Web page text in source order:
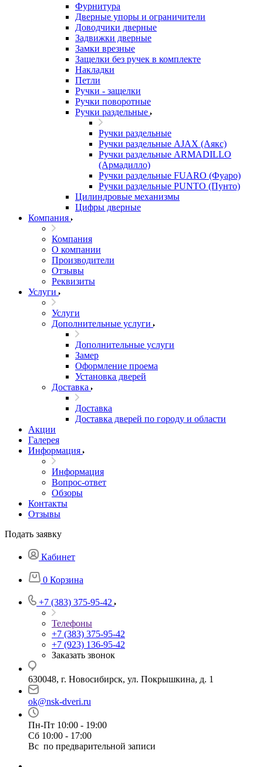
Фурнитура
Дверные упоры и ограничители
Доводчики дверные
Задвижки дверные
Замки врезные
Защелки без ручек в комплекте
Накладки
Петли
Ручки - защелки
Ручки поворотные
Ручки раздельные
Ручки раздельные
Ручки раздельные AJAX (Аякс)
Ручки раздельные ARMADILLO
(Армадилло)
Ручки раздельные FUARO (Фуаро)
Ручки раздельные PUNTO (Пунто)
Цилиндровые механизмы
Цифры дверные
Компания
Компания
О компании
Производители
Отзывы
Реквизиты
Услуги
Услуги
Дополнительные услуги
Дополнительные услуги
Замер
Оформление проема
Установка дверей
Доставка
Доставка
Доставка дверей по городу и области
Акции
Галерея
Информация
Информация
Вопрос-ответ
Обзоры
Контакты
Отзывы
Подать заявку
Кабинет
0 Корзина
+7 (383) 375-95-42
Телефоны
+7 (383) 375-95-42
+7 (923) 136-95-42
Заказать звонок
630048, г. Новосибирск, ул. Покрышкина, д. 1
ok@nsk-dveri.ru
Пн-Пт 10:00 - 19:00
Сб 10:00 - 17:00
Вс по предварительной записи